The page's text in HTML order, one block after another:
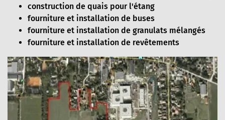
construction de quais pour l'étang
fourniture et installation de buses
fourniture et installation de granulats mélangés
fourniture et installation de revêtements